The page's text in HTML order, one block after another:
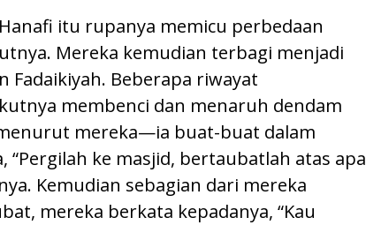
itu rupanya memicu perbedaan
Mereka kemudian terbagi menjadi
Fadaikiyah. Beberapa riwayat
membenci dan menaruh dendam
mereka—ia buat-buat dalam
“Pergilah ke masjid, bertaubatlah atas apa
Kemudian sebagian dari mereka
mereka berkata kepadanya, “Kau